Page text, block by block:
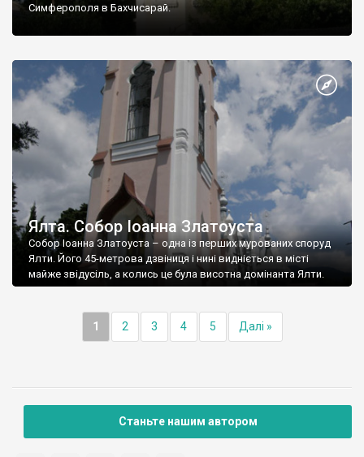
Симферополя в Бахчисарай.
Ялта. Собор Іоанна Златоуста
Собор Іоанна Златоуста – одна із перших мурованих споруд
Ялти. Його 45-метрова дзвіниця і нині видніється в місті
майже звідусіль, а колись це була висотна домінанта Ялти.
1 2 3 4 5 Далі »
Станьте нашим автором